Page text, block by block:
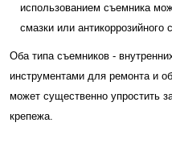
использованием съемника
смазки или антикоррозийного
Оба типа съемников -
инструментами для ремонта и
может существенно упростить
крепежа.